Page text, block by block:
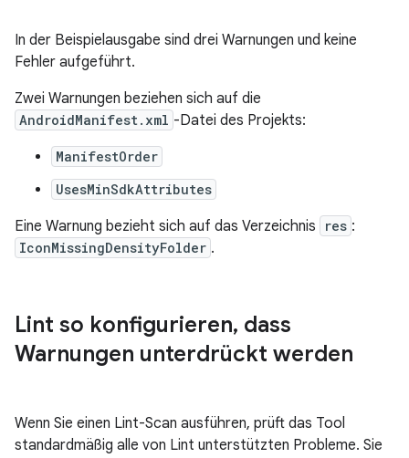
In der Beispielausgabe sind drei Warnungen und keine
Fehler aufgeführt.
Zwei Warnungen beziehen sich auf die
AndroidManifest.xml -Datei des Projekts:
ManifestOrder
UsesMinSdkAttributes
Eine Warnung bezieht sich auf das Verzeichnis res :
IconMissingDensityFolder .
Lint so konfigurieren, dass
Warnungen unterdrückt werden
Wenn Sie einen Lint-Scan ausführen, prüft das Tool
standardmäßig alle von Lint unterstützten Probleme. Sie